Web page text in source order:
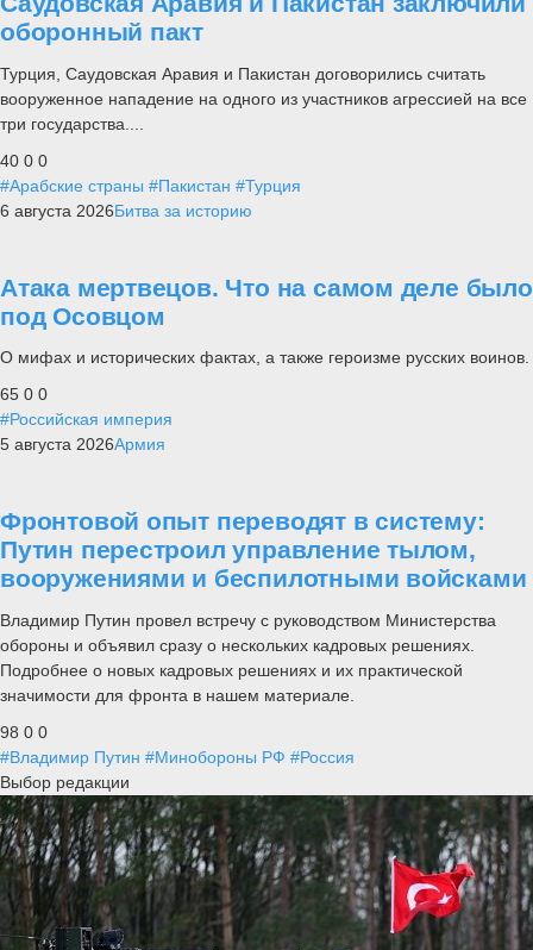
оборонный пакт
Турция, Саудовская Аравия и Пакистан договорились считать
вооруженное нападение на одного из участников агрессией на все
три государства....
40 0 0
#Арабские страны #Пакистан #Турция
6 августа 2026Битва за историю
Атака мертвецов. Что на самом деле было
под Осовцом
О мифах и исторических фактах, а также героизме русских воинов.
65 0 0
#Российская империя
5 августа 2026Армия
Фронтовой опыт переводят в систему:
Путин перестроил управление тылом,
вооружениями и беспилотными войсками
Владимир Путин провел встречу с руководством Министерства
обороны и объявил сразу о нескольких кадровых решениях.
Подробнее о новых кадровых решениях и их практической
значимости для фронта в нашем материале.
98 0 0
#Владимир Путин #Минобороны РФ #Россия
Выбор редакции